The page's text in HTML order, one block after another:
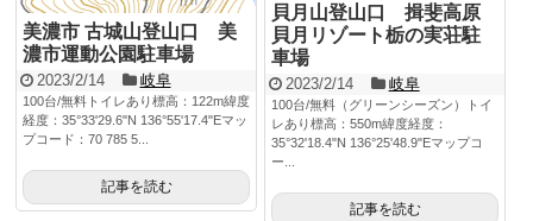
貝月山登山口 揖斐高原
貝月リゾート栃の実荘駐
車場
2023/2/14 岐阜
100台/無料（グリーンシーズン）トイ
レあり標高：550m緯度経度：
35°32'18.4"N 136°25'48.9"Eマップコ
ー...
記事を読む
美濃市 古城山登山口 美
濃市運動公園駐車場
2023/2/14 岐阜
100台/無料トイレあり標高：122m緯度
経度：35°33'29.6"N 136°55'17.4"Eマッ
プコード：70 785 5...
記事を読む